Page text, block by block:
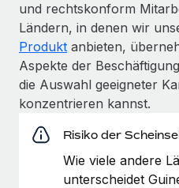
und rechtskonform
Ländern, in denen wir
Produkt anbieten,
Aspekte der
die Auswahl geeigneter
konzentrieren kannst.
Risiko der
Wie viele andere
unterscheidet